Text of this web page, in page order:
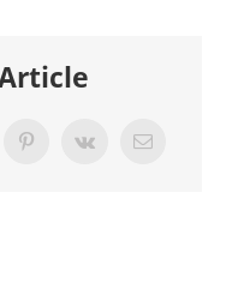
PinterestVk
E-